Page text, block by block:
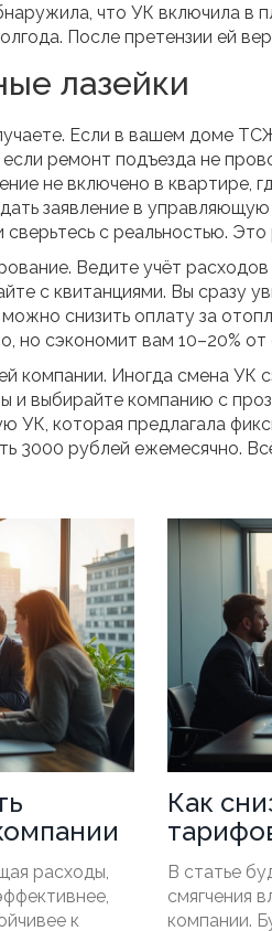
что УК включила в
После претензии ей
лазейки
Если в вашем доме
ремонт подъезда не
не включено в квартире,
заявление в
с реальностью.
Ведите учёт расходов
с квитанциями. Вы сразу
снизить оплату за
но сэкономит вам 10–20%
компании. Иногда смена УК
и выбирайте компанию с
УК, которая предлагала
3000 рублей ежемесячно.
расходы,
к
Как
В статье
смягчения
компании.